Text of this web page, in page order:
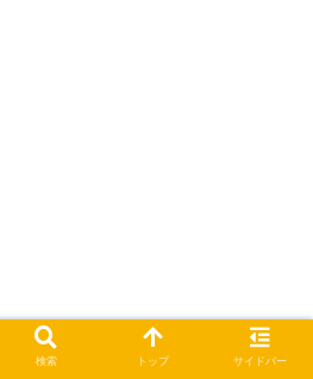
検索 トップ サイドバー